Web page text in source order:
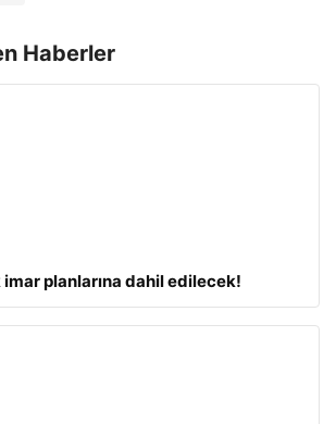
Haberler
planlarına dahil edilecek!